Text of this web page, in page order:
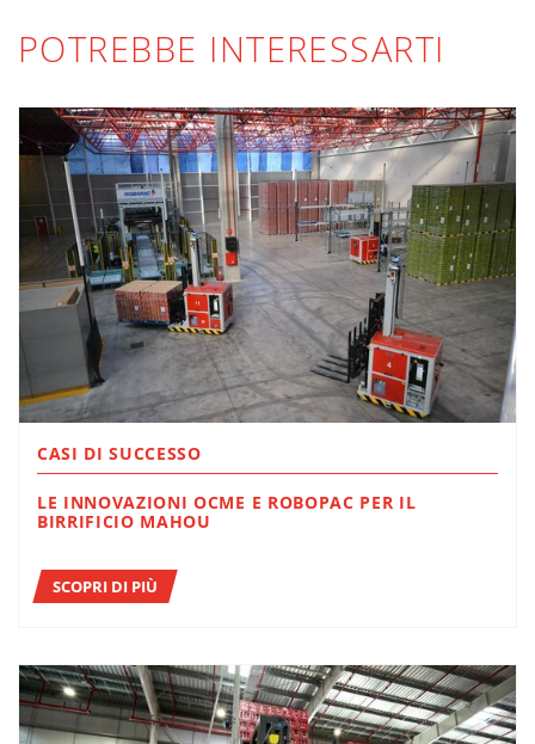
POTREBBE INTERESSARTI
CASI DI SUCCESSO
LE INNOVAZIONI OCME E ROBOPAC PER IL
BIRRIFICIO MAHOU
SCOPRI DI PIÙ